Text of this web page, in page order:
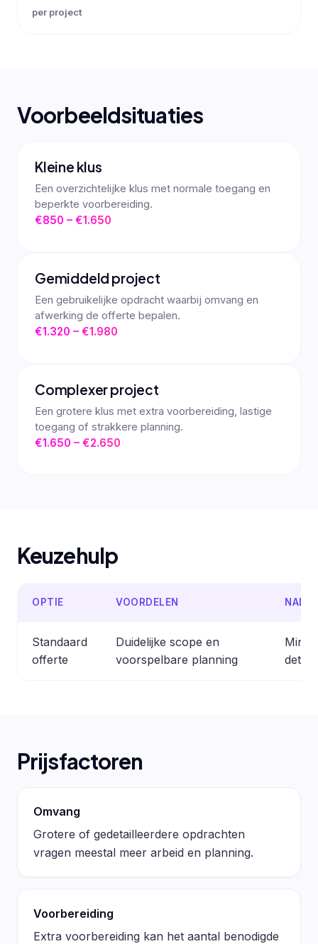
per project
Voorbeeldsituaties
Kleine klus
Een overzichtelijke klus met normale toegang en
beperkte voorbereiding.
€850 – €1.650
Gemiddeld project
Een gebruikelijke opdracht waarbij omvang en
afwerking de offerte bepalen.
€1.320 – €1.980
Complexer project
Een grotere klus met extra voorbereiding, lastige
toegang of strakkere planning.
€1.650 – €2.650
Keuzehulp
OPTIE VOORDELEN
Standaard
offerte
Duidelijke scope en
voorspelbare planning
Prijsfactoren
Omvang
Grotere of gedetailleerdere opdrachten
vragen meestal meer arbeid en planning.
Voorbereiding
Extra voorbereiding kan het aantal benodigde